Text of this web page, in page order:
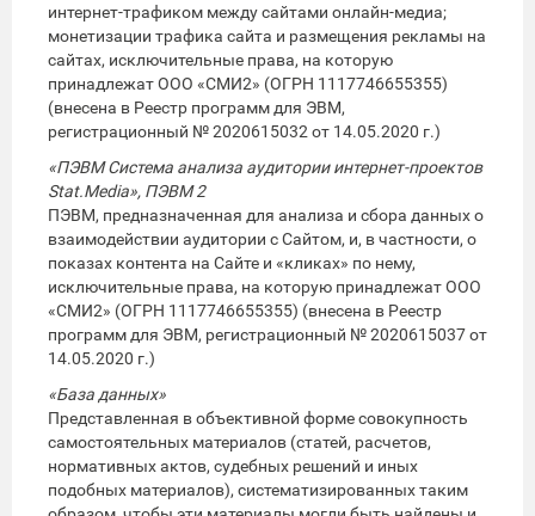
интернет-трафиком между сайтами онлайн-медиа;
монетизации трафика сайта и размещения рекламы на
сайтах, исключительные права, на которую
принадлежат ООО «СМИ2» (ОГРН 1117746655355)
(внесена в Реестр программ для ЭВМ,
регистрационный № 2020615032 от 14.05.2020 г.)
«ПЭВМ Система анализа аудитории интернет-проектов
Stat.Media», ПЭВМ 2
ПЭВМ, предназначенная для анализа и сбора данных о
взаимодействии аудитории с Сайтом, и, в частности, о
показах контента на Сайте и «кликах» по нему,
исключительные права, на которую принадлежат ООО
«СМИ2» (ОГРН 1117746655355) (внесена в Реестр
программ для ЭВМ, регистрационный № 2020615037 от
14.05.2020 г.)
«База данных»
Представленная в объективной форме совокупность
самостоятельных материалов (статей, расчетов,
нормативных актов, судебных решений и иных
подобных материалов), систематизированных таким